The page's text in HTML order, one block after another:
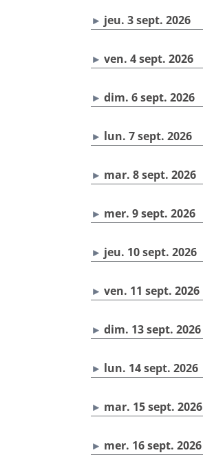
jeu. 3 sept. 2026
ven. 4 sept. 2026
dim. 6 sept. 2026
lun. 7 sept. 2026
mar. 8 sept. 2026
mer. 9 sept. 2026
jeu. 10 sept. 2026
ven. 11 sept. 2026
dim. 13 sept. 2026
lun. 14 sept. 2026
mar. 15 sept. 2026
mer. 16 sept. 2026